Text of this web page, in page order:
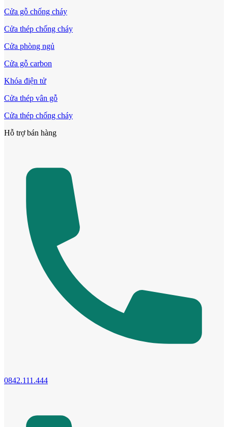
Cửa dành cho bé
Cửa gỗ chống cháy
Cửa thép chống cháy
Cửa phòng ngủ
Cửa gỗ carbon
Khóa điện tử
Cửa thép vân gỗ
Cửa thép chống cháy
Hỗ trợ bán hàng
0842.111.444